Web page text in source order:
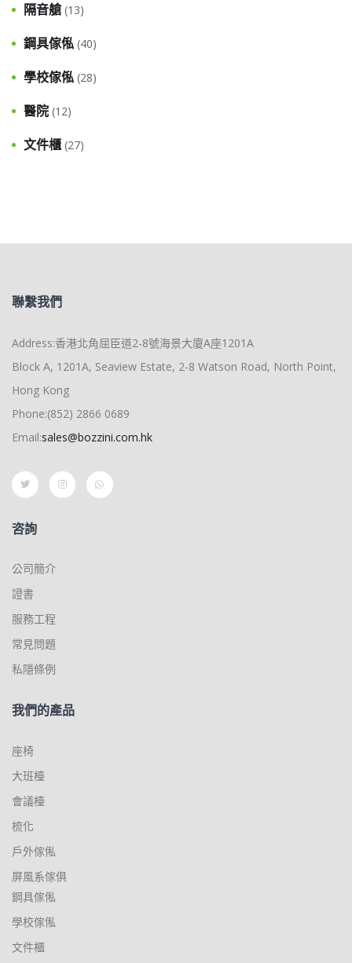
隔音艙 (13)
鋼具傢俬 (40)
學校傢俬 (28)
醫院 (12)
文件櫃 (27)
聯繫我們
Address:香港北角屈臣道2-8號海景大廈A座1201A
Block A, 1201A, Seaview Estate, 2-8 Watson Road, North Point,
Hong Kong
Phone:(852) 2866 0689
Email:sales@bozzini.com.hk
咨詢
公司簡介
證書
服務工程
常見問題
私隱條例
我們的產品
座椅
大班檯
會議檯
梳化
戶外傢俬
屏風系傢俱
鋼具傢俬
學校傢俬
文件櫃